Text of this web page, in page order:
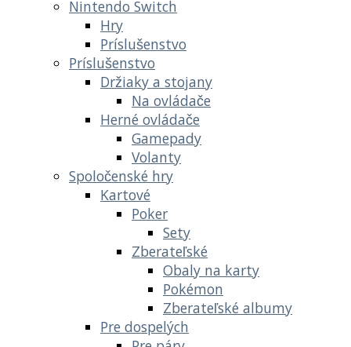
Nintendo Switch
Hry
Príslušenstvo
Príslušenstvo
Držiaky a stojany
Na ovládače
Herné ovládače
Gamepady
Volanty
Spoločenské hry
Kartové
Poker
Sety
Zberateľské
Obaly na karty
Pokémon
Zberateľské albumy
Pre dospelých